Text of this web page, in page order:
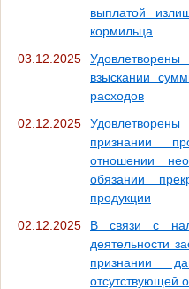
выплатой
кормильца
03.12.2025
взыскании
расходов
02.12.2025
Удовлетворены
признании
отношении
обязании
продукции
02.12.2025
В связи с
деятельности
признании
отсутствующей